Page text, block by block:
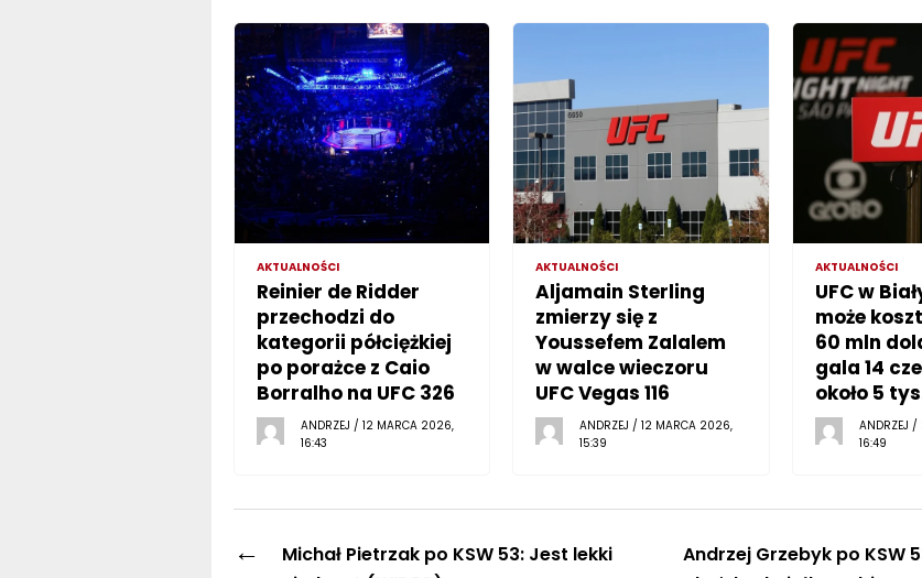
AKTUALNOŚCI
Reinier de Ridder
przechodzi do
kategorii półciężkiej
po porażce z Caio
Borralho na UFC 326
ANDRZEJ / 12 MARCA 2026,
16:43
AKTUALNOŚCI
Aljamain Sterling
zmierzy się z
Youssefem Zalalem
w walce wieczoru
UFC Vegas 116
ANDRZEJ / 12 MARCA 2026,
15:39
AKTUALNOŚCI
UFC w
może
60 mln
gala 14
około 5
ANDRZEJ
16:49
←
Michał Pietrzak po KSW 53: Jest lekki
Andrzej Grzebyk po KSW